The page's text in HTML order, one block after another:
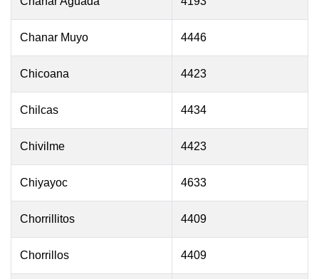
Chanar Muyo 4446
Chicoana 4423
Chilcas 4434
Chivilme 4423
Chiyayoc 4633
Chorrillitos 4409
Chorrillos 4409